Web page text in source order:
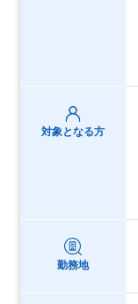
対象となる方
勤務地